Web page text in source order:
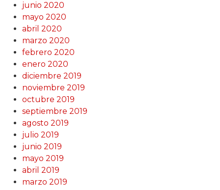
junio 2020
mayo 2020
abril 2020
marzo 2020
febrero 2020
enero 2020
diciembre 2019
noviembre 2019
octubre 2019
septiembre 2019
agosto 2019
julio 2019
junio 2019
mayo 2019
abril 2019
marzo 2019